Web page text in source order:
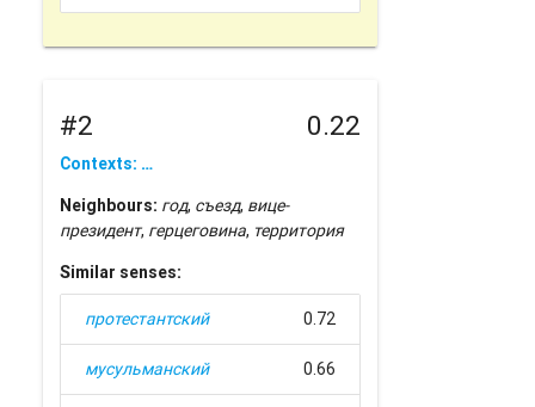
#2 0.22
Contexts: …
Neighbours: год, съезд, вице-
президент, герцеговина, территория
Similar senses:
протестантский 0.72
мусульманский 0.66